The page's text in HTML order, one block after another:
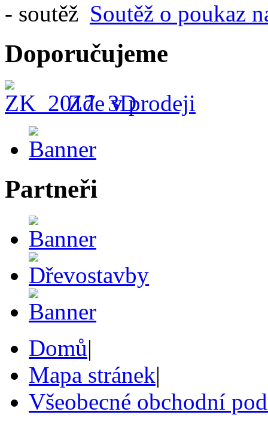
Soutěž o poukaz
Doporučujeme
Zde v prodeji
Partneři
Domů|
Mapa stránek|
Všeobecné obchodní